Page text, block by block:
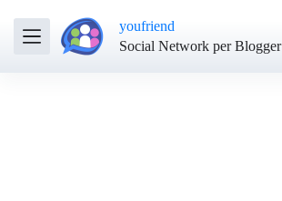
youfriend
Social Network per Blogger